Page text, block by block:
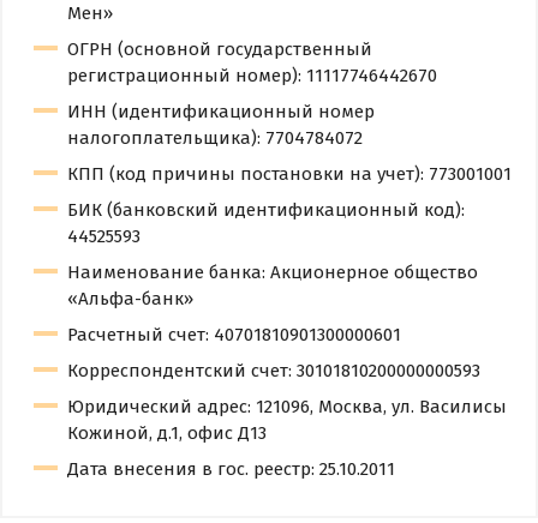
Мен»
ОГРН (основной государственный
регистрационный номер): 11117746442670
ИНН (идентификационный номер
налогоплательщика): 7704784072
КПП (код причины постановки на учет): 773001001
БИК (банковский идентификационный код):
44525593
Наименование банка: Акционерное общество
«Альфа-банк»
Расчетный счет: 40701810901300000601
Корреспондентский счет: 30101810200000000593
Юридический адрес: 121096, Москва, ул. Василисы
Кожиной, д.1, офис Д13
Дата внесения в гос. реестр: 25.10.2011